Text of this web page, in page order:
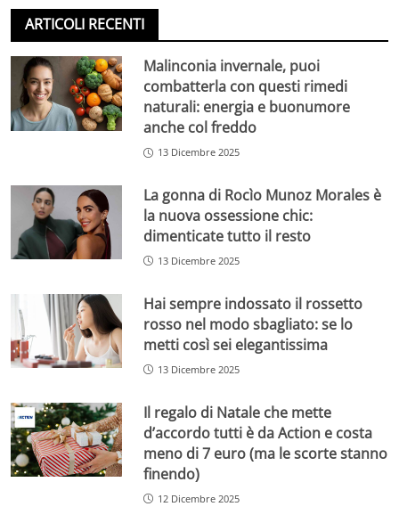
ARTICOLI RECENTI
Malinconia invernale, puoi
combatterla con questi rimedi
naturali: energia e buonumore
anche col freddo
13 Dicembre 2025
La gonna di Rocìo Munoz Morales è
la nuova ossessione chic:
dimenticate tutto il resto
13 Dicembre 2025
Hai sempre indossato il rossetto
rosso nel modo sbagliato: se lo
metti così sei elegantissima
13 Dicembre 2025
Il regalo di Natale che mette
d’accordo tutti è da Action e costa
meno di 7 euro (ma le scorte stanno
finendo)
12 Dicembre 2025